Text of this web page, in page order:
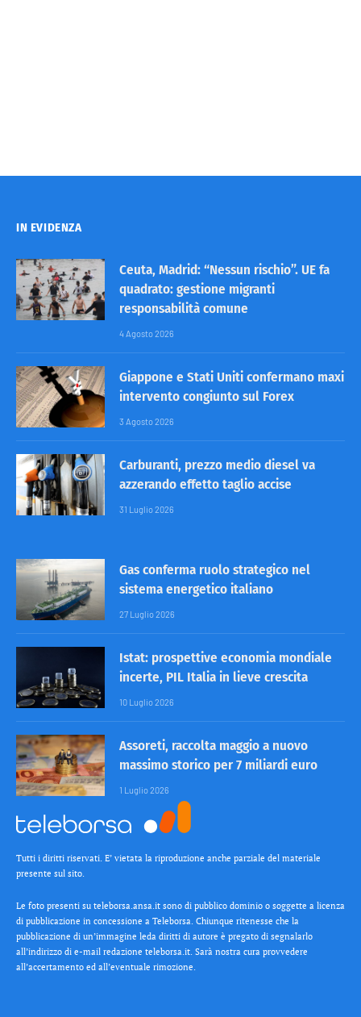
IN EVIDENZA
Ceuta, Madrid: “Nessun rischio”. UE fa
quadrato: gestione migranti
responsabilità comune
4 Agosto 2026
Giappone e Stati Uniti confermano maxi
intervento congiunto sul Forex
3 Agosto 2026
Carburanti, prezzo medio diesel va
azzerando effetto taglio accise
31 Luglio 2026
Gas conferma ruolo strategico nel
sistema energetico italiano
27 Luglio 2026
Istat: prospettive economia mondiale
incerte, PIL Italia in lieve crescita
10 Luglio 2026
Assoreti, raccolta maggio a nuovo
massimo storico per 7 miliardi euro
1 Luglio 2026
Tutti i diritti riservati. E’ vietata la riproduzione anche parziale del materiale
presente sul sito.
Le foto presenti su teleborsa.ansa.it sono di pubblico dominio o soggette a licenza
di pubblicazione in concessione a Teleborsa. Chiunque ritenesse che la
pubblicazione di un’immagine leda diritti di autore è pregato di segnalarlo
all’indirizzo di e-mail redazione teleborsa.it. Sarà nostra cura provvedere
all’accertamento ed all’eventuale rimozione.